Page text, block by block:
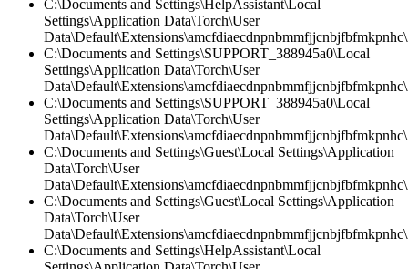
C:\Documents and Settings\HelpAssistant\Local
Settings\Application Data\Torch\User
C:\Documents and Settings\SUPPORT_388945a0\Local
Settings\Application Data\Torch\User
C:\Documents and Settings\SUPPORT_388945a0\Local
Settings\Application Data\Torch\User
C:\Documents and Settings\Guest\Local Settings\Application
Data\Torch\User
C:\Documents and Settings\Guest\Local Settings\Application
Data\Torch\User
C:\Documents and Settings\HelpAssistant\Local